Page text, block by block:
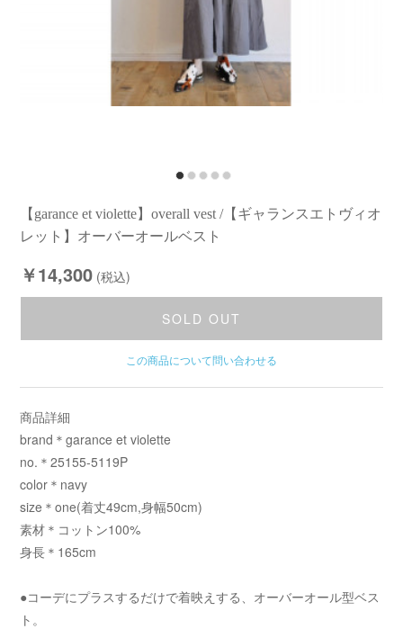
【garance et violette】overall vest /【ギャランスエトヴィオ
レット】オーバーオールベスト
￥14,300 (税込)
SOLD OUT
この商品について問い合わせる
商品詳細
brand＊garance et violette
no.＊25155-5119P
color＊navy
size＊one(着丈49cm,身幅50cm)
素材＊コットン100%
身長＊165cm
●コーデにプラスするだけで着映えする、オーバーオール型ベス
ト。